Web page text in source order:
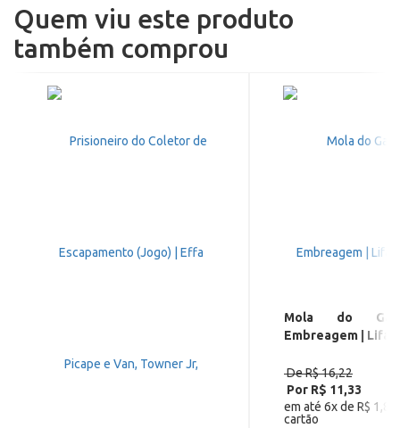
Quem viu este produto
também comprou
Mola do
Embreagem | Lifan
De R$ 16,22
Por R$ 11,33
em até 6x de R$
cartão